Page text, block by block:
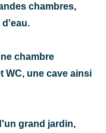
chambres,
d'eau.
chambre
WC, une cave ainsi
grand jardin,